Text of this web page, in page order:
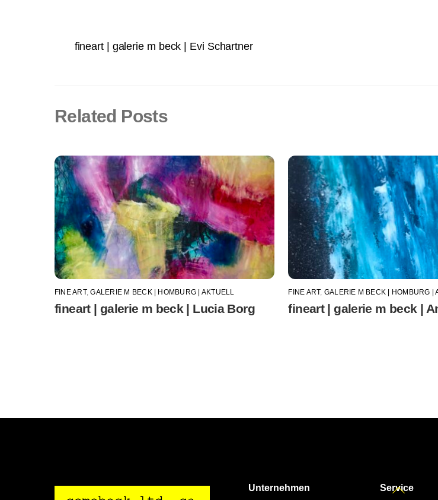
fineart | galerie m beck | Evi Schartner
Related Posts
FINE ART,GALERIE M BECK | HOMBURG | AKTUELL
fineart | galerie m beck | Lucia Borg
FINE ART, GALERIE M BECK | HOMBURG |
fineart | galerie m beck |
Back
Unternehmen Service